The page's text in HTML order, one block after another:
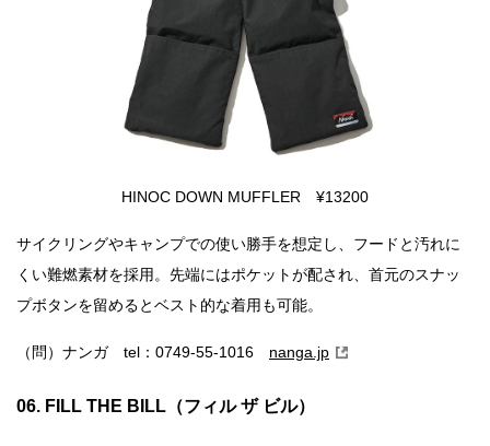
HINOC DOWN MUFFLER ¥13200
サイクリングやキャンプでの使い勝手を想定し、フードと汚れに
くい難燃素材を採用。先端にはポケットが配され、首元のスナッ
プボタンを留めるとベスト的な着用も可能。
（問）ナンガ tel：0749-55-1016 nanga.jp
06. FILL THE BILL（フィル ザ ビル）